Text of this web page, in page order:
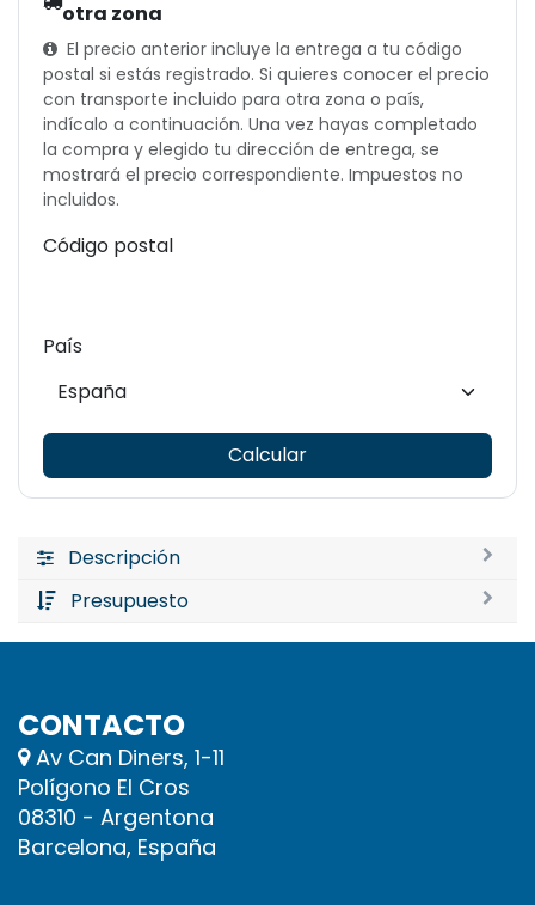
otra zona
El precio anterior incluye la entrega a tu código
postal si estás registrado. Si quieres conocer el precio
con transporte incluido para otra zona o país,
indícalo a continuación. Una vez hayas completado
la compra y elegido tu dirección de entrega, se
mostrará el precio correspondiente. Impuestos no
incluidos.
Código postal
País
Calcular
Descripción
Presupuesto
CONTACTO
Av Can Diners, 1-11
Polígono El Cros
08310 - Argentona
Barcelona, España